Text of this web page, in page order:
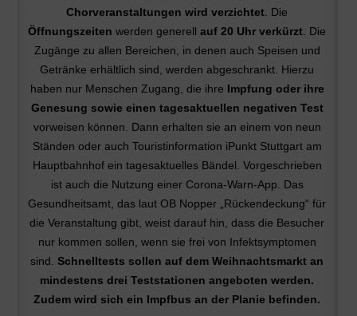
Chorveranstaltungen wird verzichtet . Die
Öffnungszeiten werden generell auf 20 Uhr verkürzt . Die
Zugänge zu allen Bereichen, in denen auch Speisen und
Getränke erhältlich sind, werden abgeschrankt. Hierzu
haben nur Menschen Zugang, die ihre Impfung oder ihre
Genesung sowie einen tagesaktuellen negativen Test
vorweisen können. Dann erhalten sie an einem von neun
Ständen oder auch Touristinformation iPunkt Stuttgart am
Hauptbahnhof ein tagesaktuelles Bändel. Vorgeschrieben
ist auch die Nutzung einer Corona-Warn-App. Das
Gesundheitsamt, das laut OB Nopper „Rückendeckung“ für
die Veranstaltung gibt, weist darauf hin, dass die Besucher
nur kommen sollen, wenn sie frei von Infektsymptomen
sind. Schnelltests sollen auf dem Weihnachtsmarkt an
mindestens drei Teststationen angeboten werden.
Zudem wird sich ein Impfbus an der Planie befinden.